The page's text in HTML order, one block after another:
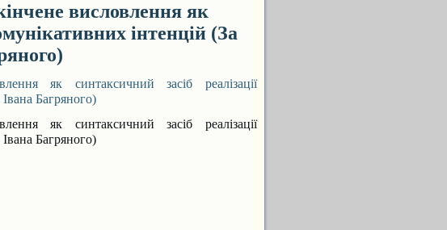
висловлення як
інтенцій (За
як синтаксичний засіб реалізації
Багряного)
як синтаксичний засіб реалізації
Багряного)